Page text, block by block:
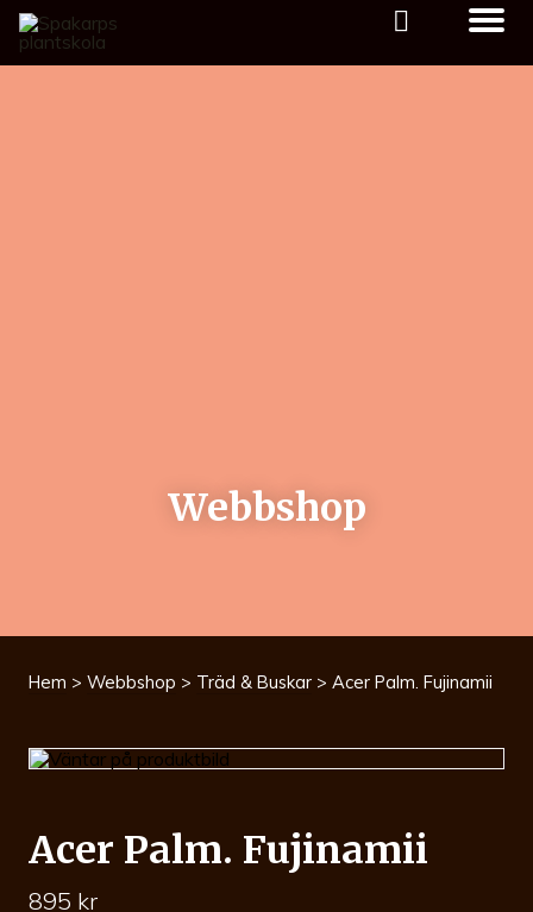
Webbshop
Hem > Webbshop > Träd & Buskar > Acer Palm. Fujinamii
Acer Palm. Fujinamii
895 kr